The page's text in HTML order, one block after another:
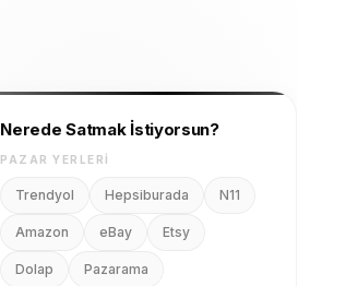
Nerede Satmak İstiyorsun?
PAZAR YERLERI
Trendyol Hepsiburada N11
Amazon eBay Etsy
Dolap Pazarama